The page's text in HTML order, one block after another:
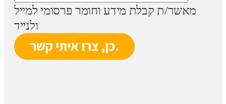
מאשר/ת קבלת מידע וחומר פרסומי למייל
ולנייד